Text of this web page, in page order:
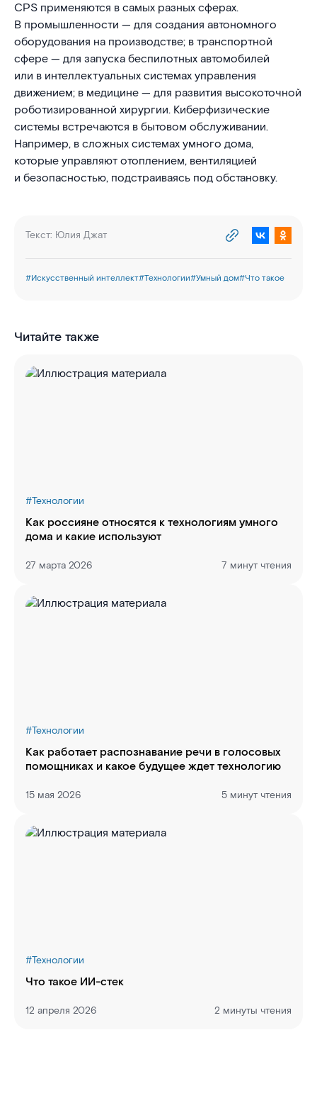
CPS применяются в самых разных сферах.
В промышленности — для создания автономного
оборудования на производстве; в транспортной
сфере — для запуска беспилотных автомобилей
или в интеллектуальных системах управления
движением; в медицине — для развития высокоточной
роботизированной хирургии. Киберфизические
системы встречаются в бытовом обслуживании.
Например, в сложных системах умного дома,
которые управляют отоплением, вентиляцией
и безопасностью, подстраиваясь под обстановку.
Текст: Юлия Джат
#Искусственный интеллект#Технологии#Умный дом#Что такое
Читайте также
#Технологии
Как россияне относятся к технологиям умного
дома и какие используют
27 марта 2026 7 минут чтения
#Технологии
Как работает распознавание речи в голосовых
помощниках и какое будущее ждет технологию
15 мая 2026 5 минут чтения
#Технологии
Что такое ИИ-стек
12 апреля 2026 2 минуты чтения